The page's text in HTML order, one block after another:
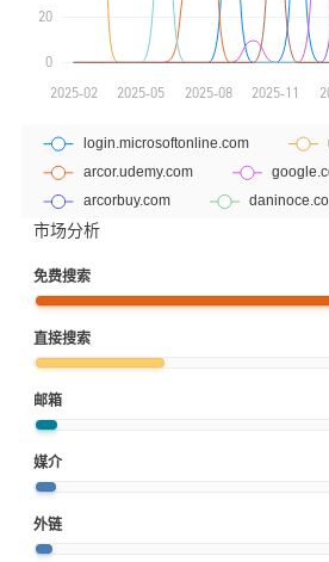
市场分析
免费搜索
直接搜索
邮箱
媒介
外链